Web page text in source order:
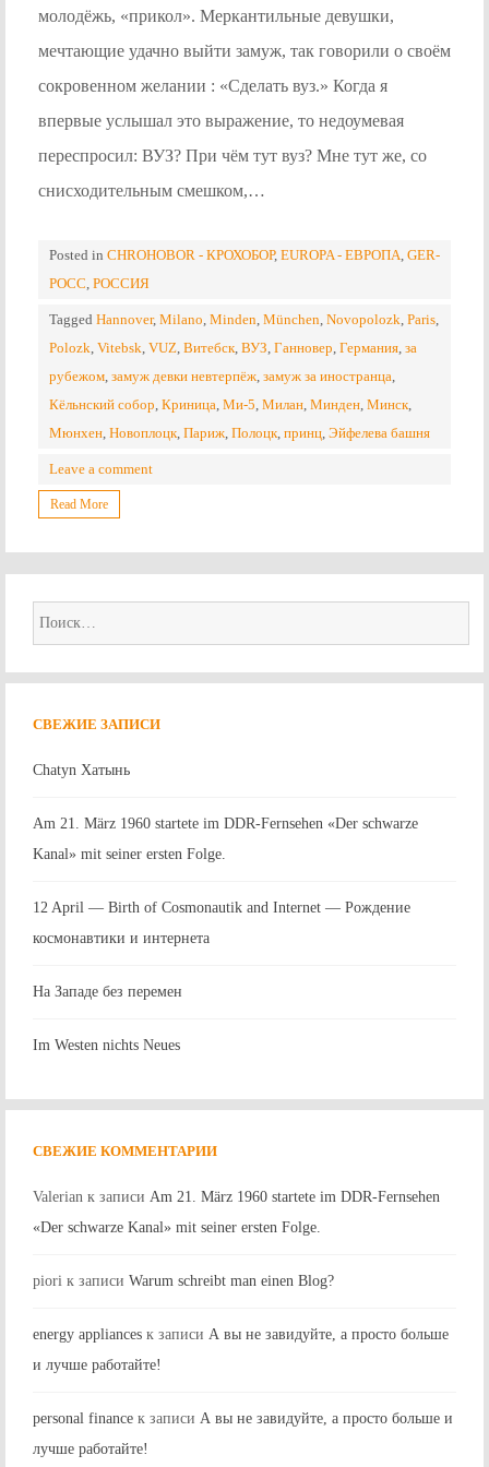
молодёжь, «прикол». Меркантильные девушки,
мечтающие удачно выйти замуж, так говорили о своём
сокровенном желании : «Сделать вуз.» Когда я
впервые услышал это выражение, то недоумевая
переспросил: ВУЗ? При чём тут вуз? Мне тут же, со
снисходительным смешком,…
Posted in CHROHOBOR - КРОХОБОР, EUROPA - ЕВРОПА, GER-
POCC, РОССИЯ
Tagged Hannover, Milano, Minden, München, Novopolozk, Paris,
Polozk, Vitebsk, VUZ, Витебск, ВУЗ, Ганновер, Германия, за
рубежом, замуж девки невтерпёж, замуж за иностранца,
Кёльнский собор, Криница, Ми-5, Милан, Минден, Минск,
Мюнхен, Новоплоцк, Париж, Полоцк, принц, Эйфелева башня
Leave a comment
Read More
Найти:
СВЕЖИЕ ЗАПИСИ
Chatyn Хатынь
Am 21. März 1960 startete im DDR-Fernsehen «Der schwarze
Kanal» mit seiner ersten Folge.
12 April — Birth of Cosmonautik and Internet — Рождение
космонавтики и интернета
На Западе без перемен
Im Westen nichts Neues
СВЕЖИЕ КОММЕНТАРИИ
Valerian к записи Am 21. März 1960 startete im DDR-Fernsehen
«Der schwarze Kanal» mit seiner ersten Folge.
piori к записи Warum schreibt man einen Blog?
energy appliances к записи А вы не завидуйте, а просто больше
и лучше работайте!
personal finance к записи А вы не завидуйте, а просто больше и
лучше работайте!